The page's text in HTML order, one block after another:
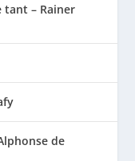
– Rainer
de